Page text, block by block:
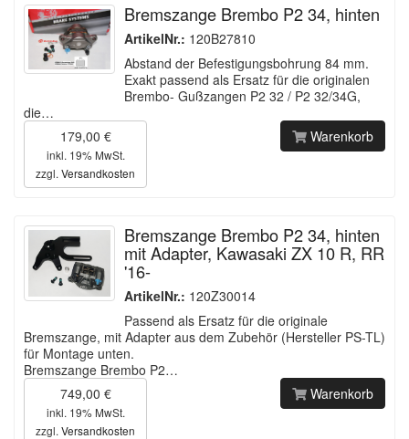
Bremszange Brembo P2 34, hinten
ArtikelNr.: 120B27810
Abstand der Befestigungsbohrung 84 mm.
Exakt passend als Ersatz für die originalen
Brembo- Gußzangen P2 32 / P2 32/34G,
die…
179,00 €
inkl. 19% MwSt.
zzgl. Versandkosten
Warenkorb
Bremszange Brembo P2 34, hinten
mit Adapter, Kawasaki ZX 10 R, RR
'16-
ArtikelNr.: 120Z30014
Passend als Ersatz für die originale
Bremszange, mit Adapter aus dem Zubehör (Hersteller PS-TL)
für Montage unten.
Bremszange Brembo P2…
749,00 €
inkl. 19% MwSt.
zzgl. Versandkosten
Warenkorb